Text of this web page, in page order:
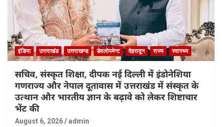
इंडिया उत्तराखंड उत्तराखण्ड डेवलोपमेन्ट देहरादून राज्य स्वास्थ्य
सचिव, संस्कृत शिक्षा, दीपक नई दिल्ली में इंडोनेशिया
गणराज्य और नेपाल दूतावास में उत्तराखंड में संस्कृत के
उत्थान और भारतीय ज्ञान के बढ़ावे को लेकर शिष्टाचार
भेंट की
August 6, 2026 admin